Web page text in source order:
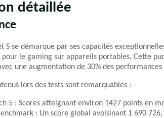
détaillée
S se démarque par ses capacités
pour le gaming sur appareils portables. Cette
une augmentation de 30% des
lors des tests sont remarquables :
5 : Scores atteignant environ 1427 points en
: Un score global avoisinant 1 690